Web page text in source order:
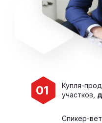
Купля-
участков,
01
Спикер-